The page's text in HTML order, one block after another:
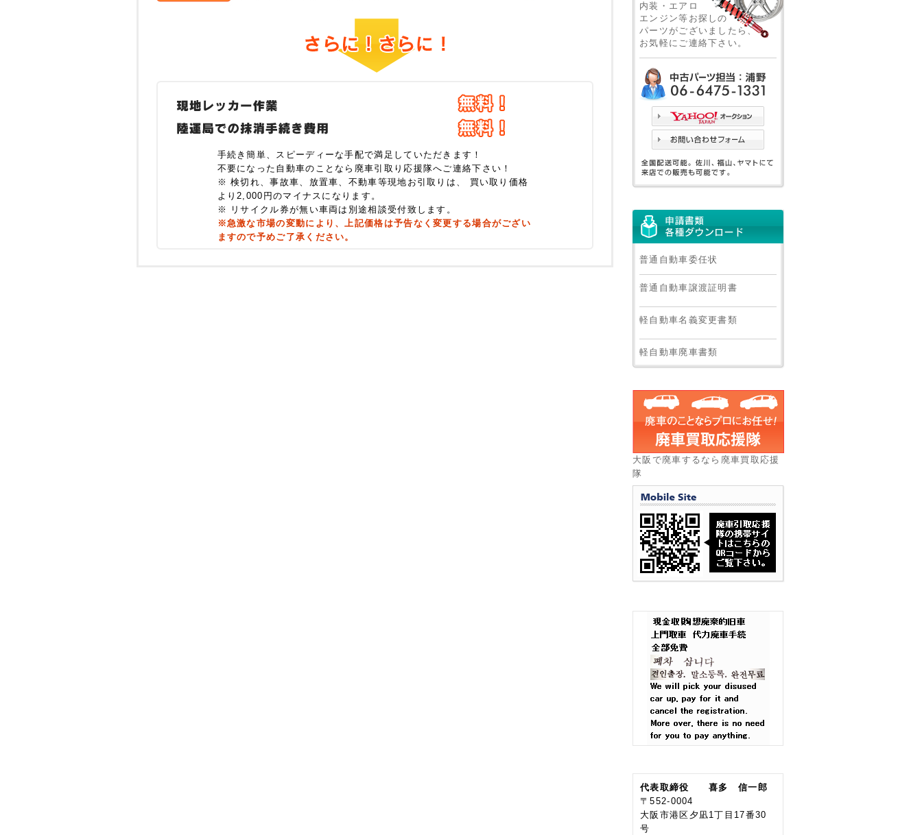
手続き簡単、スピーディーな手配で満足していただきます！
不要になった自動車のことなら廃車引取り応援隊へご連絡下さい！
※ 検切れ、事故車、放置車、不動車等現地お引取りは、 買い取り価格
より2,000円のマイナスになります。
※ リサイクル券が無い車両は別途相談受付致します。
※急激な市場の変動により、上記価格は予告なく変更する場合がござい
ますので予めご了承ください。
内装・エアロ
エンジン等お探しの
パーツがございましたら、
お気軽にご連絡下さい。
普通自動車委任状
普通自動車譲渡証明書
軽自動車名義変更書類
軽自動車廃車書類
大阪で廃車するなら廃車買取応援
隊
代表取締役 喜多 信一郎
〒552-0004
大阪市港区夕凪1丁目17番30
号